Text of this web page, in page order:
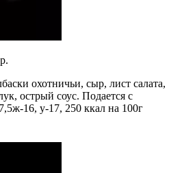
охотничьи, сыр, лист салата,
острый соус. Подается с
16, у-17, 250 ккал на 100г